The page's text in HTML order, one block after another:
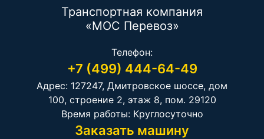
Транспортная компания
«МОС Перевоз»
Телефон:
+7 (499) 444-64-49
Адрес: 127247, Дмитровское шоссе, дом
100, строение 2, этаж 8, пом. 29120
Время работы: Круглосуточно
Заказать машину